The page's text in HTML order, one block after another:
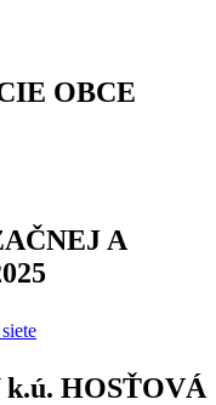
OBCE
A
HOSŤOVÁ